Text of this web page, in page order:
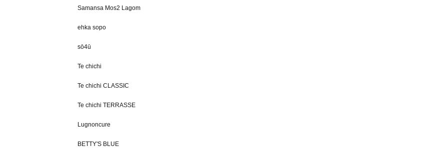
Samansa Mos2 Lagom
ehka sopo
sō4ū
Te chichi
Te chichi CLASSIC
Te chichi TERRASSE
Lugnoncure
BETTY'S BLUE